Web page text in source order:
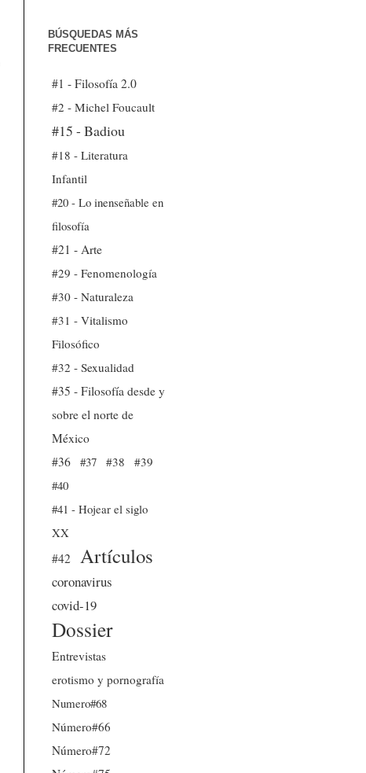
BÚSQUEDAS MÁS
FRECUENTES
#1 - Filosofía 2.0
#2 - Michel Foucault
#15 - Badiou
#18 - Literatura
Infantil
#20 - Lo inenseñable en
filosofía
#21 - Arte
#29 - Fenomenología
#30 - Naturaleza
#31 - Vitalismo
Filosófico
#32 - Sexualidad
#35 - Filosofía desde y
sobre el norte de
México
#36
#37 #38
#39
#40
#41 - Hojear el siglo
XX
#42
Artículos
coronavirus
covid-19
Dossier
Entrevistas
erotismo y pornografía
Numero#68
Número#66
Número#72